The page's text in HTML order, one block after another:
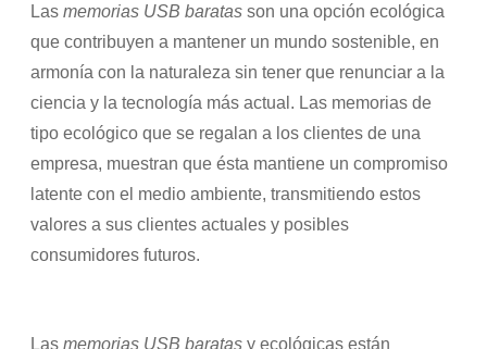
Las memorias USB baratas son una opción ecológica
que contribuyen a mantener un mundo sostenible, en
armonía con la naturaleza sin tener que renunciar a la
ciencia y la tecnología más actual. Las memorias de
tipo ecológico que se regalan a los clientes de una
empresa, muestran que ésta mantiene un compromiso
latente con el medio ambiente, transmitiendo estos
valores a sus clientes actuales y posibles
consumidores futuros.
Las memorias USB baratas y ecológicas están